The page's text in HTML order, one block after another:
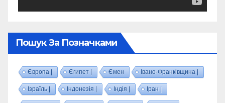
Пошук За Позначками
Європа | Єгипет | Ємен Івано-Франківщина |
Ізраїль | Індонезія | Індія | Іран |